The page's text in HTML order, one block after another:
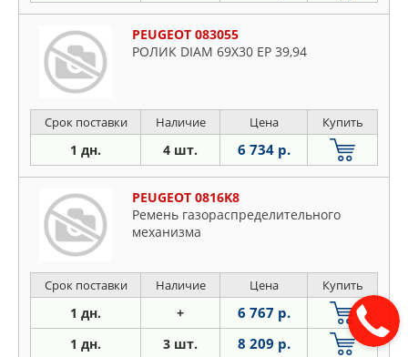
PEUGEOT 083055
РОЛИК DIAM 69X30 EP 39,94
Срок поставки Наличие Цена Купить
1 дн. 4 шт. 6 734 р.
PEUGEOT 0816K8
Ремень газораспределительного
механизма
Срок поставки Наличие Цена Купить
1 дн. + 6 767 р.
1 дн. 3 шт. 8 209 р.